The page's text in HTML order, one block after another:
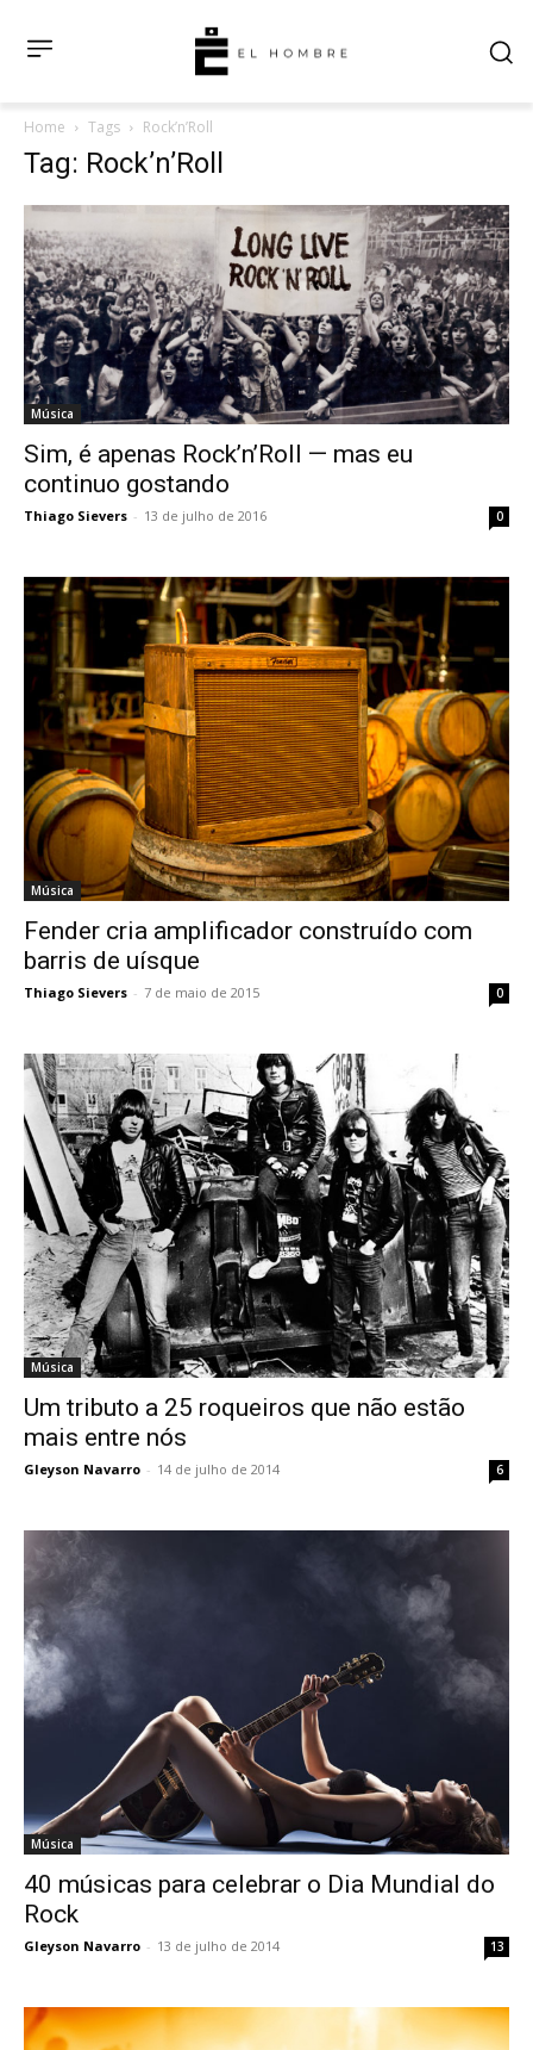
Home Tags Rock’n’Roll
Tag: Rock’n’Roll
Música
Sim, é apenas Rock’n’Roll — mas eu
continuo gostando
Thiago Sievers - 13 de julho de 2016 0
Música
Fender cria amplificador construído com
barris de uísque
Thiago Sievers - 7 de maio de 2015 0
Música
Um tributo a 25 roqueiros que não estão
mais entre nós
Gleyson Navarro - 14 de julho de 2014 6
Música
40 músicas para celebrar o Dia Mundial do
Rock
Gleyson Navarro - 13 de julho de 2014 13